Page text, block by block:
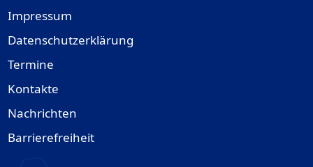
Impressum
Datenschutzerklärung
Termine
Kontakte
Nachrichten
Barrierefreiheit